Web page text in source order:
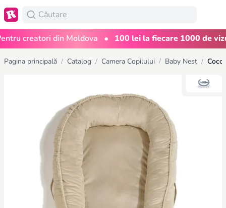
creatori din Moldova • 100 lei la fiecare 1000 de
Pagina principală / Catalog / Camera Copilului / Baby Nest /